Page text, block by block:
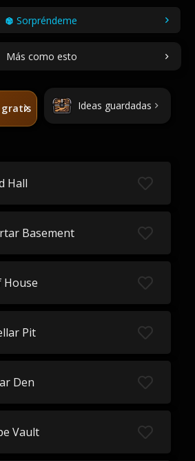
Sorpréndeme
Más como esto
gratis Ideas guardadas
Hall
Basement
House
Pit
Den
Vault